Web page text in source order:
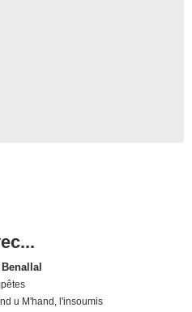
u M'hand, l'insoumis